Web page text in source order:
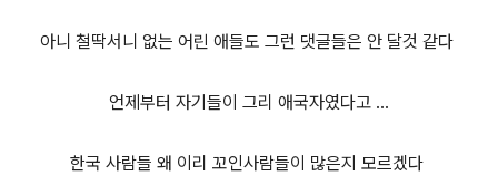
아니 철딱서니 없는 어린 애들도 그런 댓글들은 안 달것 같다
언제부터 자기들이 그리 애국자였다고 ...
한국 사람들 왜 이리 꼬인사람들이 많은지 모르겠다